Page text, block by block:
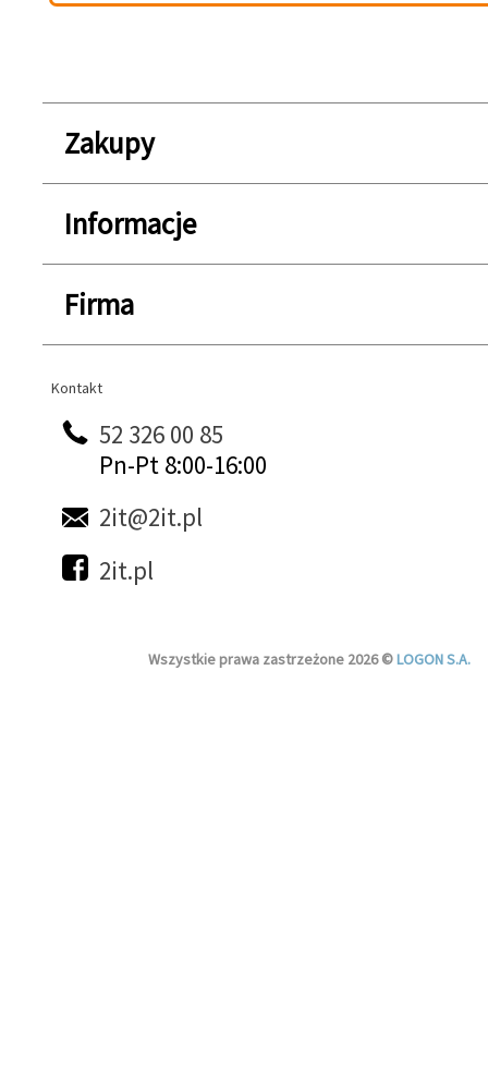
Zakupy
Informacje
Firma
Kontakt
Kontakt
52 326 00 85
Pn-Pt 8:00-16:00
2it@2it.pl
2it.pl
Wszystkie prawa zastrzeżone 2026 ©LOGON S.A.